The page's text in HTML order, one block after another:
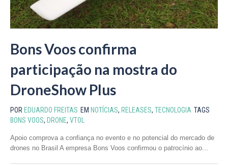
Bons Voos confirma
participação na mostra do
DroneShow Plus
POR EDUARDO FREITAS EM NOTÍCIAS, RELEASES, TECNOLOGIA TAGS
BONS VOOS, DRONE, VTOL
Apoio comprova a confiança no evento e no potencial do mercado de
drones no Brasil A empresa Bons Voos confirmou o patrocínio ao...